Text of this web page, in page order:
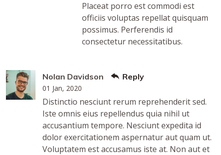
Placeat porro est commodi est
officiis voluptas repellat quisquam
possimus. Perferendis id
consectetur necessitatibus.
Nolan Davidson Reply
01 Jan, 2020
Distinctio nesciunt rerum reprehenderit sed.
Iste omnis eius repellendus quia nihil ut
accusantium tempore. Nesciunt expedita id
dolor exercitationem aspernatur aut quam ut.
Voluptatem est accusamus iste at. Non aut et